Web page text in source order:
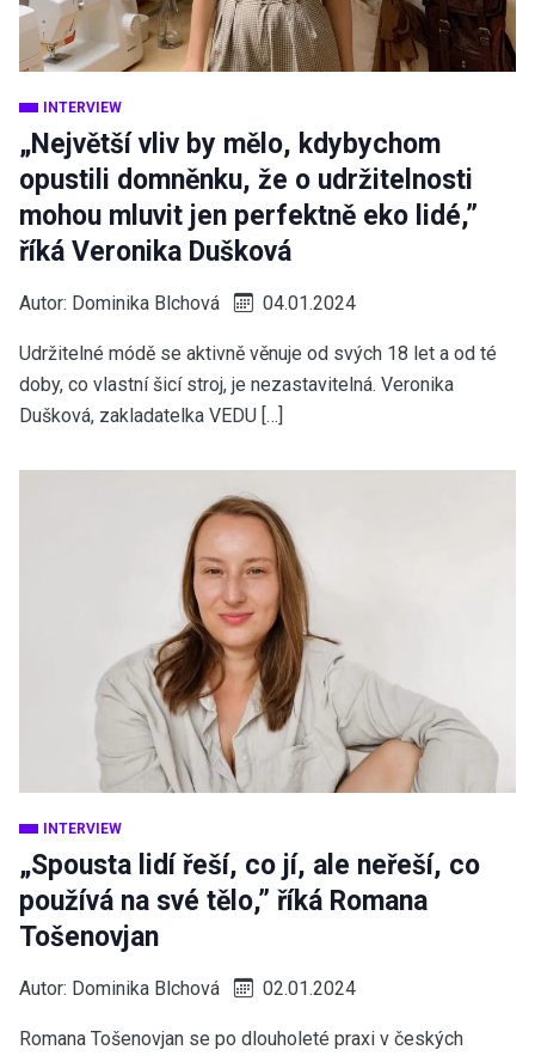
INTERVIEW
„Největší vliv by mělo, kdybychom
opustili domněnku, že o udržitelnosti
mohou mluvit jen perfektně eko lidé,”
říká Veronika Dušková
Autor: Dominika Blchová 04.01.2024
Udržitelné módě se aktivně věnuje od svých 18 let a od té
doby, co vlastní šicí stroj, je nezastavitelná. Veronika
Dušková, zakladatelka VEDU […]
INTERVIEW
„Spousta lidí řeší, co jí, ale neřeší, co
používá na své tělo,” říká Romana
Tošenovjan
Autor: Dominika Blchová 02.01.2024
Romana Tošenovjan se po dlouholeté praxi v českých